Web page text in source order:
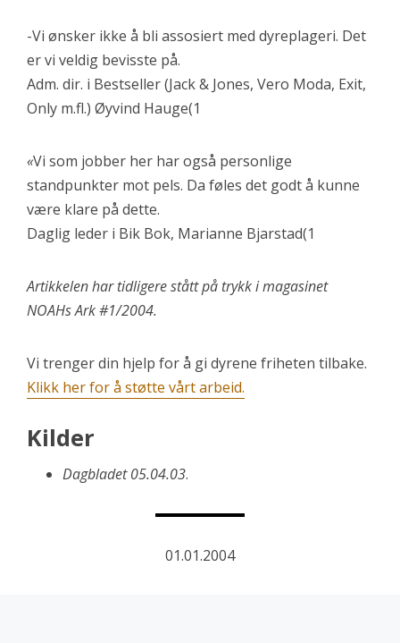
-Vi ønsker ikke å bli assosiert med dyreplageri. Det
er vi veldig bevisste på.
Adm. dir. i Bestseller (Jack & Jones, Vero Moda, Exit,
Only m.fl.) Øyvind Hauge(1
«Vi som jobber her har også personlige
standpunkter mot pels. Da føles det godt å kunne
være klare på dette.
Daglig leder i Bik Bok, Marianne Bjarstad(1
Artikkelen har tidligere stått på trykk i magasinet
NOAHs Ark #1/2004.
Vi trenger din hjelp for å gi dyrene friheten tilbake.
Klikk her for å støtte vårt arbeid.
Kilder
Dagbladet 05.04.03.
01.01.2004